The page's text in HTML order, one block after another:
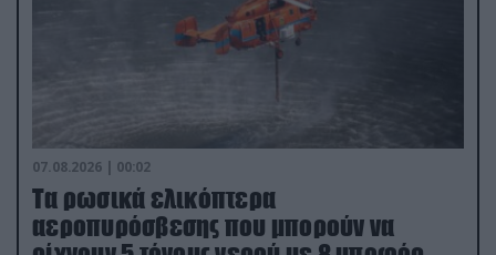
07.08.2026 | 00:02
Τα ρωσικά ελικόπτερα
αεροπυρόσβεσης που μπορούν να